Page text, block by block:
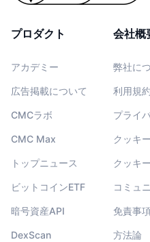
プロダクト
アカデミー
広告掲載について
CMCラボ
CMC Max
トップニュース
ビットコインETF
暗号資産API
DexScan
会社概
弊社に
利用規約
プライ
クッキ
クッキ
コミュ
免責事項
方法論